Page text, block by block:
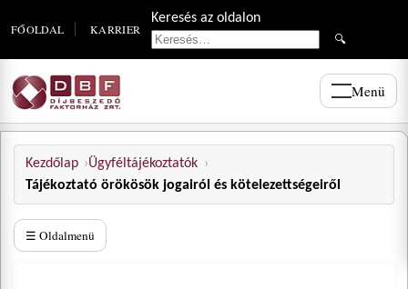
FŐOLDAL KARRIER
Keresés az oldalon
🔍
Menü
Kezdőlap
Ügyféltájékoztatók
Tájékoztató örökösök jogairól és kötelezettségeiről
☰ Oldalmenü